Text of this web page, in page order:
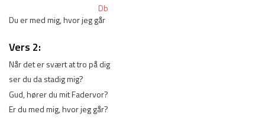
Db
Du er med mig, hvor jeg går
Vers 2:
Når det er svært at tro på dig
ser du da stadig mig?
Gud, hører du mit Fadervor?
Er du med mig, hvor jeg går?